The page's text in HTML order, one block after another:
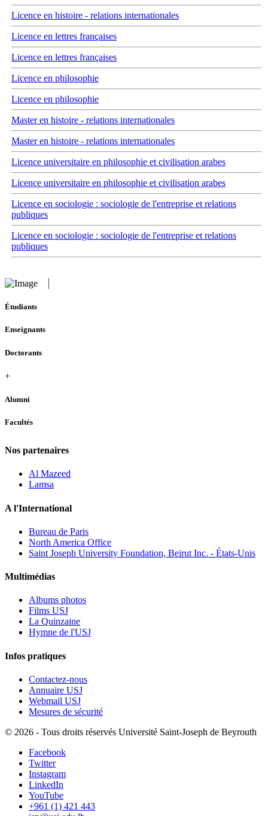
Licence en histoire - relations internationales
Licence en lettres françaises
Licence en lettres françaises
Licence en philosophie
Licence en philosophie
Master en histoire - relations internationales
Master en histoire - relations internationales
Licence universitaire en philosophie et civilisation arabes
Licence universitaire en philosophie et civilisation arabes
Licence en sociologie : sociologie de l'entreprise et relations
publiques
Licence en sociologie : sociologie de l'entreprise et relations
publiques
Étudiants
Enseignants
Doctorants
+
Alumni
Facultés
Nos partenaires
Al Mazeed
Lamsa
A l'International
Bureau de Paris
North America Office
Saint Joseph University Foundation, Beirut Inc. - États-Unis
Multimédias
Albums photos
Films USJ
La Quinzaine
Hymne de l'USJ
Infos pratiques
Contactez-nous
Annuaire USJ
Webmail USJ
Mesures de sécurité
© 2026 - Tous droits réservés Université Saint-Joseph de Beyrouth
Facebook
Twitter
Instagram
LinkedIn
YouTube
+961 (1) 421 443